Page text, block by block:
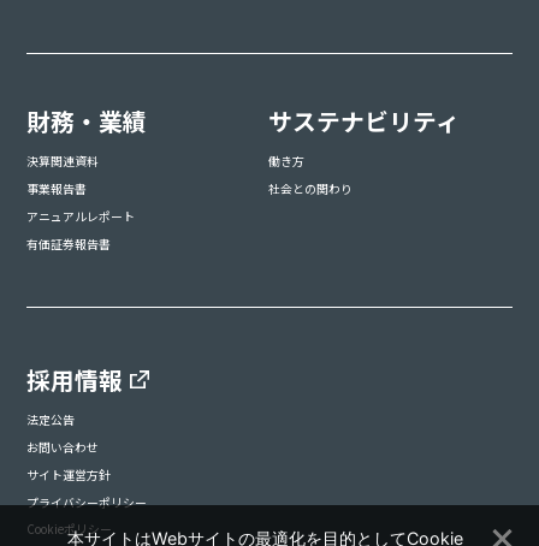
財務・業績
決算関連資料
事業報告書
アニュアルレポート
有価証券報告書
サステナビリティ
働き方
社会との関わり
採用情報
法定公告
お問い合わせ
サイト運営方針
プライバシーポリシー
Cookieポリシー
本サイトはWebサイトの最適化を目的としてCookie